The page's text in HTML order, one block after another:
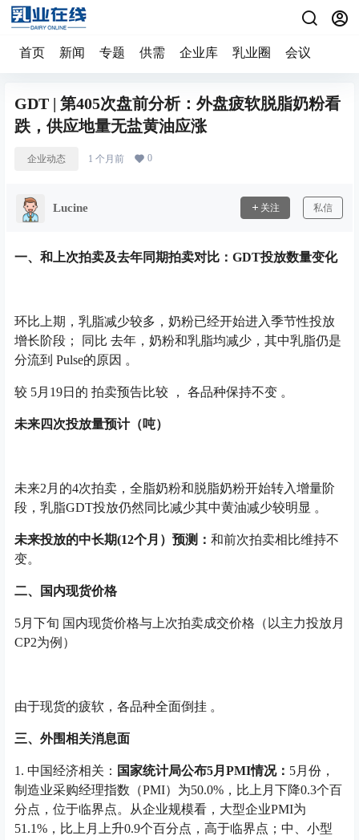
首页 新闻 专题 供需 企业库 乳业圈 会议
GDT | 第405次盘前分析：外盘疲软脱脂奶粉看
跌，供应地量无盐黄油应涨
企业动态 1 个月前 0
Lucine 关注 私信
一、 和上次拍卖及去年同期拍卖对比：GDT投放数量变化
环比上期，乳脂减少较多，奶粉已经开始进入季节性投放
增长阶段； 同比 去年，奶粉和乳脂均减少，其中乳脂仍是
分流到 Pulse的原因 。
较 5月19日的 拍卖预告比较 ， 各品种保持不变 。
未来四次投放量预计（吨）
未来2月的4次拍卖，全脂奶粉和脱脂奶粉开始转入增量阶
段，乳脂GDT投放仍然同比减少其中黄油减少较明显 。
未来投放的中长期(12个月）预测： 和前次拍卖相比维持不
变。
二、国内现货价格
5月下旬 国内现货价格与上次拍卖成交价格（以主力投放月
CP2为例）
由于现货的疲软，各品种全面倒挂 。
三、外围相关消息面
1. 中国经济相关： 国家统计局公布5月PMI情况： 5月份，
制造业采购经理指数（PMI）为50.0%，比上月下降0.3个百
分点，位于临界点。从企业规模看，大型企业PMI为
51.1%，比上月上升0.9个百分点，高于临界点；中、小型